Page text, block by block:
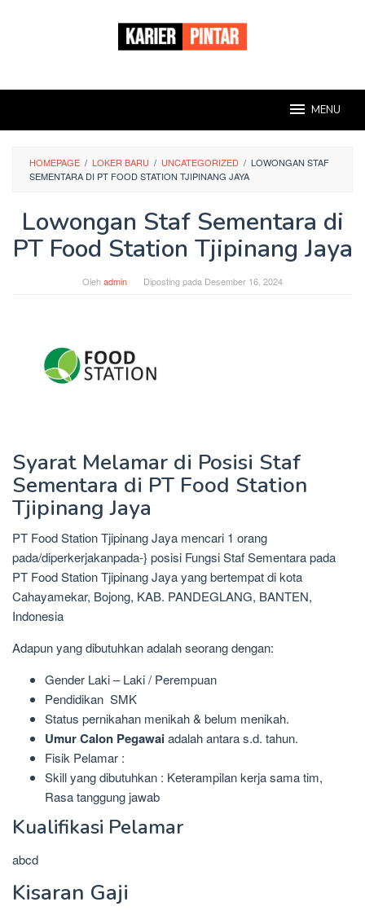
MENU
HOMEPAGE / LOKER BARU / UNCATEGORIZED / LOWONGAN STAF
SEMENTARA DI PT FOOD STATION TJIPINANG JAYA
Lowongan Staf Sementara di
PT Food Station Tjipinang Jaya
Olehadmin Diposting pada Desember 16, 2024
Syarat Melamar di Posisi Staf
Sementara di PT Food Station
Tjipinang Jaya
PT Food Station Tjipinang Jaya mencari 1 orang
pada/diperkerjakanpada-} posisi Fungsi Staf Sementara pada
PT Food Station Tjipinang Jaya yang bertempat di kota
Cahayamekar, Bojong, KAB. PANDEGLANG, BANTEN,
Indonesia
Adapun yang dibutuhkan adalah seorang dengan:
Gender Laki – Laki / Perempuan
Pendidikan SMK
Status pernikahan menikah & belum menikah.
Umur Calon Pegawaiadalah antara s.d. tahun.
Fisik Pelamar :
Skill yang dibutuhkan : Keterampilan kerja sama tim,
Rasa tanggung jawab
Kualifikasi Pelamar
abcd
Kisaran Gaji